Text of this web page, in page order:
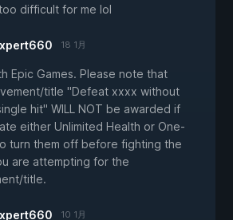
difficult for me lol
18 1月
Epic Games. Please note that
title "Defeat xxxx without
hit" WILL NOT be awarded if
either Unlimited Health or One-
turn them off before fighting the
are attempting for the
title.
10 1月